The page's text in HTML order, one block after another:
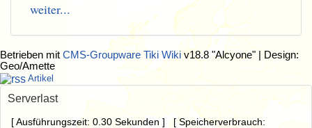
weiter...
Betrieben mit CMS-Groupware Tiki Wiki v18.8 "Alcyone" | Design:
Geo/Amette
Artikel
Serverlast
[ Ausführungszeit: 0.30 Sekunden ] [ Speicherverbrauch: